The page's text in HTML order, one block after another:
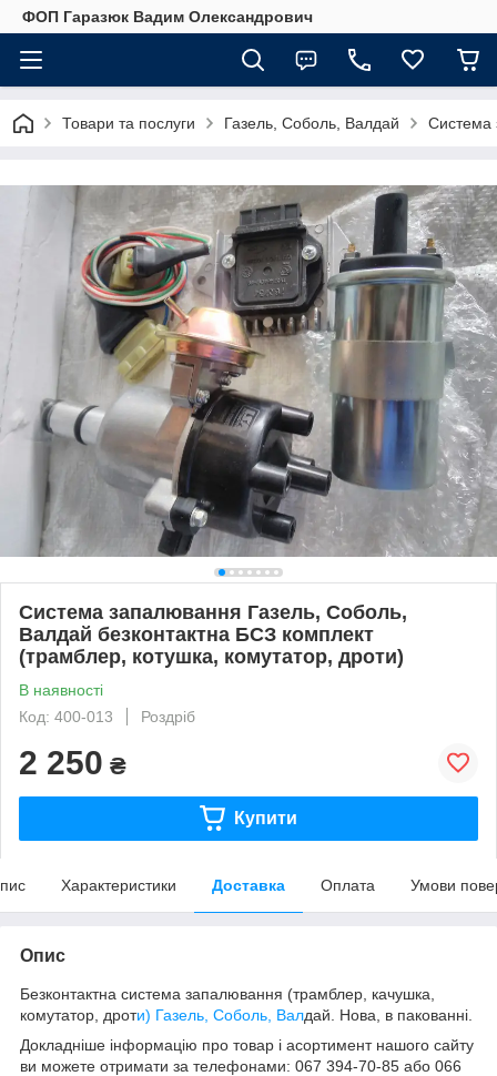
ФОП Гаразюк Вадим Олександрович
Товари та послуги Газель, Соболь, Валдай Система
Система запалювання Газель, Соболь,
Валдай безконтактна БСЗ комплект
(трамблер, котушка, комутатор, дроти)
В наявності
Код: 400-013
Роздріб
2 250 ₴
Купити
Характеристики Доставка Оплата Умови
Опис
Безконтактна система запалювання (трамблер, качушка,
комутатор, дроти) Газель, Соболь, Валдай. Нова, в пакованні.
Докладніше інформацію про товар і асортимент нашого сайту
ви можете отримати за телефонами: 067 394-70-85 або 066